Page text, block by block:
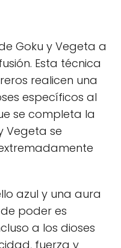
Goku y Vegeta a
Esta técnica
realicen una
específicos al
se completa la
Vegeta se
azul y una aura
poder es
a los dioses
fuerza y